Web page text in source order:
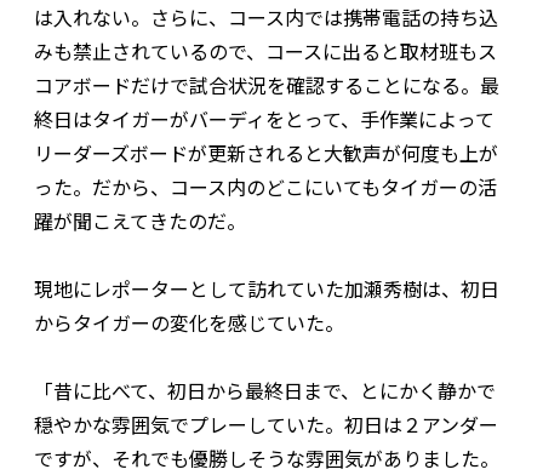
は入れない。さらに、コース内では携帯電話の持ち込
みも禁止されているので、コースに出ると取材班もス
コアボードだけで試合状況を確認することになる。最
終日はタイガーがバーディをとって、手作業によって
リーダーズボードが更新されると大歓声が何度も上が
った。だから、コース内のどこにいてもタイガーの活
躍が聞こえてきたのだ。
現地にレポーターとして訪れていた加瀬秀樹は、初日
からタイガーの変化を感じていた。
「昔に比べて、初日から最終日まで、とにかく静かで
穏やかな雰囲気でプレーしていた。初日は２アンダー
ですが、それでも優勝しそうな雰囲気がありました。